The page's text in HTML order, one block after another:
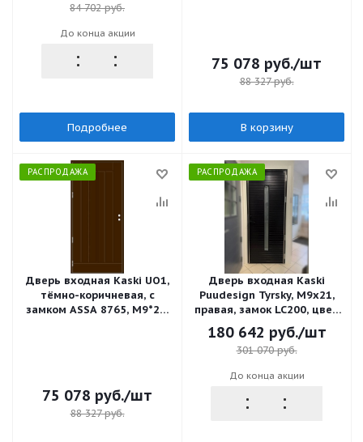
84 702 руб.
До конца акции
Подробнее
75 078 руб./шт
88 327руб.
В корзину
РАСПРОДАЖА
Дверь входная Kaski UO1,
тёмно-коричневая, с
замком ASSA 8765, М9*21,
75 078 руб./шт
88 327руб.
РАСПРОДАЖА
Дверь входная Kaski
Puudesign Tyrsky, М9x21,
правая, замок LC200, цвет
Kaskipuun
kuultomusta(Borgå),черный
180 642 руб./шт
301 070руб.
До конца акции